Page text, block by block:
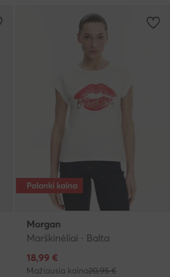
Palanki kaina
Morgan
Marškinėliai · Balta
Dabartinė kaina
18,99 €
Mažiausia kaina20,95 €